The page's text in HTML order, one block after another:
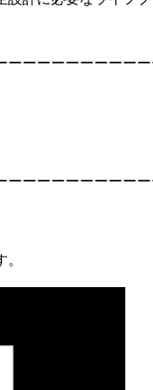
ーーーーーーーーー
ーーーーーーーーー